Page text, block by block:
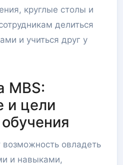
круглые столы и
делиться
и учиться друг у
MBS:
и цели
возможность овладеть
и навыками,